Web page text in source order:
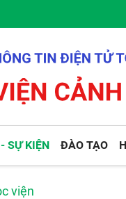
SỰ KIỆN ĐÀO TẠO
viện